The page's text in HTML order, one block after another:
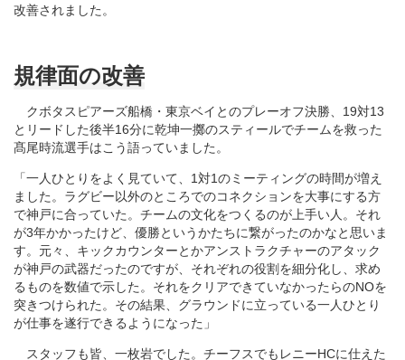
改善されました。
規律面の改善
クボタスピアーズ船橋・東京ベイとのプレーオフ決勝、19対13
とリードした後半16分に乾坤一擲のスティールでチームを救った
髙尾時流選手はこう語っていました。
「一人ひとりをよく見ていて、1対1のミーティングの時間が増え
ました。ラグビー以外のところでのコネクションを大事にする方
で神戸に合っていた。チームの文化をつくるのが上手い人。それ
が3年かかったけど、優勝というかたちに繋がったのかなと思いま
す。元々、キックカウンターとかアンストラクチャーのアタック
が神戸の武器だったのですが、それぞれの役割を細分化し、求め
るものを数値で示した。それをクリアできていなかったらのNOを
突きつけられた。その結果、グラウンドに立っている一人ひとり
が仕事を遂行できるようになった」
スタッフも皆、一枚岩でした。チーフスでもレニーHCに仕えた